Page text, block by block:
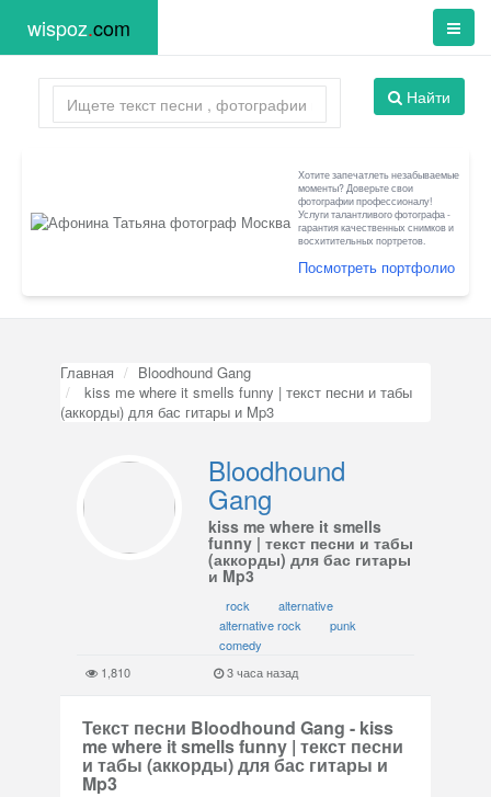
wispoz.com
Найти
Хотите запечатлеть незабываемые
моменты? Доверьте свои
фотографии профессионалу!
Услуги талантливого фотографа -
гарантия качественных снимков и
восхитительных портретов.
Посмотреть портфолио
Главная
Bloodhound Gang
kiss me where it smells funny | текст песни и табы
(аккорды) для бас гитары и Mp3
Bloodhound
Gang
kiss me where it smells
funny | текст песни и табы
(аккорды) для бас гитары
и Mp3
rock
alternative
alternative rock
punk
comedy
1,810
3 часа назад
Текст песни Bloodhound Gang - kiss
me where it smells funny | текст песни
и табы (аккорды) для бас гитары и
Mp3